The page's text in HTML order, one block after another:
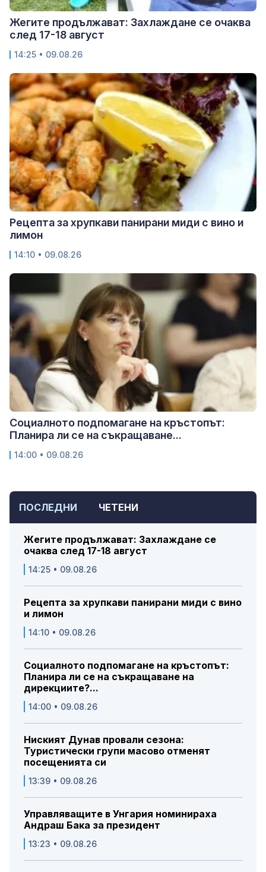
ПОСЛЕДНИ ЧЕТЕНИ
Жегите продължават: Захлаждане се
очаква след 17-18 август
14:25 • 09.08.26
Рецепта за хрупкави панирани миди с вино
и лимон
14:10 • 09.08.26
Социалното подпомагане на кръстопът:
Планира ли се на съкращаване на
дирекциите?...
14:00 • 09.08.26
Ниският Дунав провали сезона:
Туристически групи масово отменят
посещенията си
13:39 • 09.08.26
Управляващите в Унгария номинираха
Андраш Бака за президент
13:23 • 09.08.26
Жегите продължават: Захлаждане се очаква
след 17-18 август
14:25 • 09.08.26
Рецепта за хрупкави панирани миди с вино и
лимон
14:10 • 09.08.26
Социалното подпомагане на кръстопът:
Планира ли се на съкращаване...
14:00 • 09.08.26